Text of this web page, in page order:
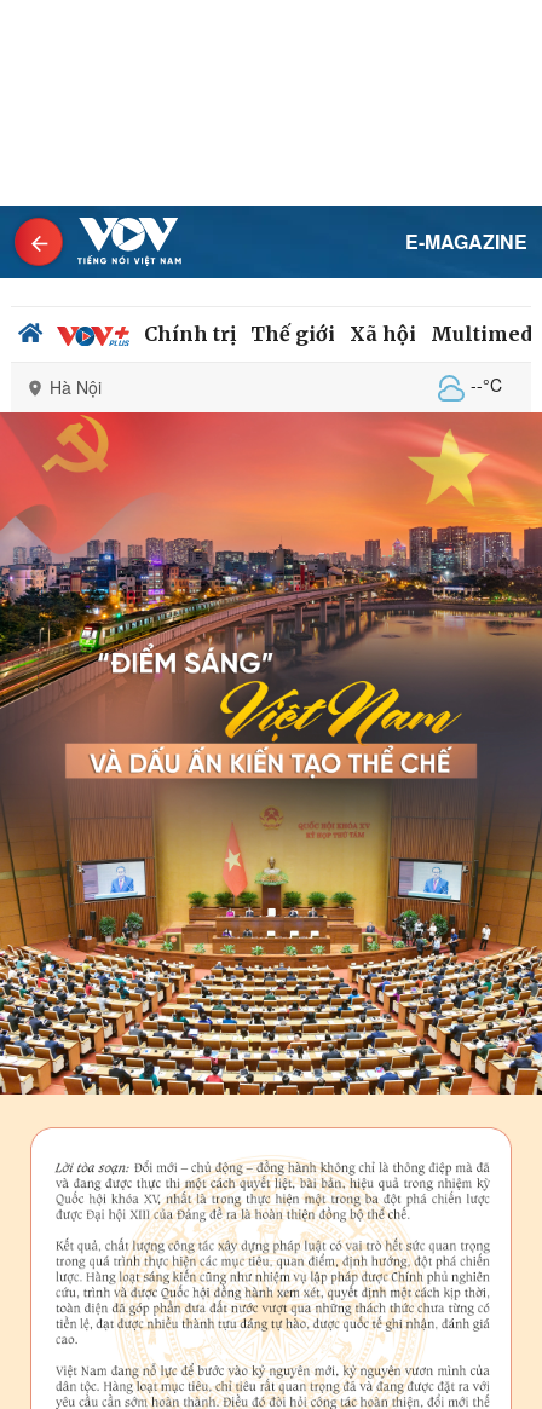
E-MAGAZINE
Chính trị Thế giới Xã hội
Hà Nội --°C
Chính trị
Đảng
Tổ chức nhân sự
Quốc hội
Nhận diện sự thật
Dự báo thời tiết
Giáo dục
Dấu ấn VOV
Việc làm
Biển đảo